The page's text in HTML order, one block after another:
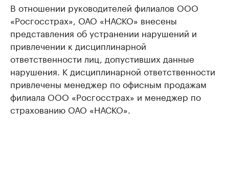
В отношении руководителей филиалов ООО
«Росгосстрах», ОАО «НАСКО» внесены
представления об устранении нарушений и
привлечении к дисциплинарной
ответственности лиц, допустивших данные
нарушения. К дисциплинарной ответственности
привлечены менеджер по офисным продажам
филиала ООО «Росгосстрах» и менеджер по
страхованию ОАО «НАСКО».